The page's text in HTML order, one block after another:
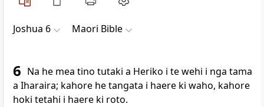
Joshua 6 Maori Bible
6 Na he mea tino tutaki a Heriko i te wehi i nga tama
a Iharaira; kahore he tangata i haere ki waho, kahore
hoki tetahi i haere ki roto.